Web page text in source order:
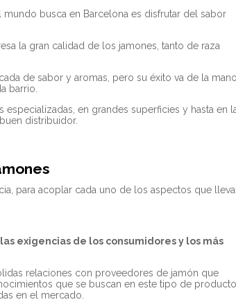
busca en Barcelona es disfrutar del sabor
la gran calidad de los jamones, tanto de raza
de sabor y aromas, pero su éxito va de la mano
barrio.
en grandes superficies y hasta en
distribuidor.
para acoplar cada uno de los aspectos que
exigencias de los consumidores y los más
relaciones con proveedores de jamón que
que se buscan en este tipo de producto,
en el mercado.